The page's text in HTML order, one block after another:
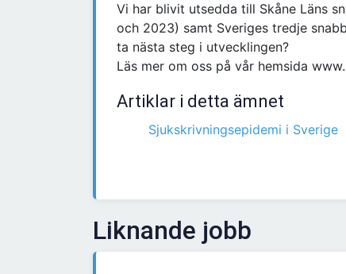
Vi har blivit utsedda till Skåne Läns
och 2023) samt Sveriges tredje
ta nästa steg i utvecklingen?
Läs mer om oss på vår hemsida
Artiklar i detta ämnet
Sjukskrivningsepidemi i Sverige
Liknande jobb